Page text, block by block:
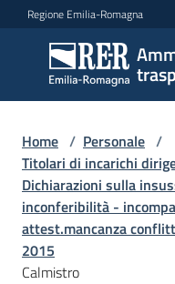
Vai al contenuto
Vai alla navigazione
Vai al footer
Regione Emilia-Romagna
Sottosezioni
Accesso
Home / Personale /
Titolari di incarichi
Dichiarazioni sulla
inconferibilità -
attest.mancanza
2015
Calmistro